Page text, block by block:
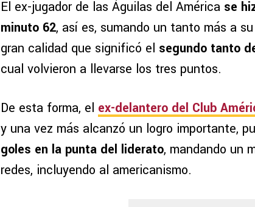
El ex-jugador de las Águilas del América se
minuto 62, así es, sumando un tanto más a
gran calidad que significó el segundo tanto
cual volvieron a llevarse los tres puntos.
De esta forma, el ex-delantero del Club
y una vez más alcanzó un logro importante,
goles en la punta del liderato, mandando un
redes, incluyendo al americanismo.